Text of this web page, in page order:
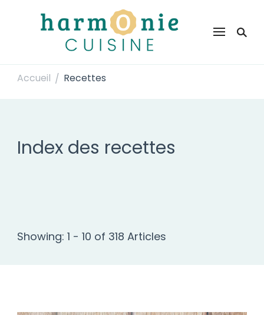
Harmonie Cuisine
Accueil / Recettes
Index des recettes
Showing: 1 - 10 of 318 Articles